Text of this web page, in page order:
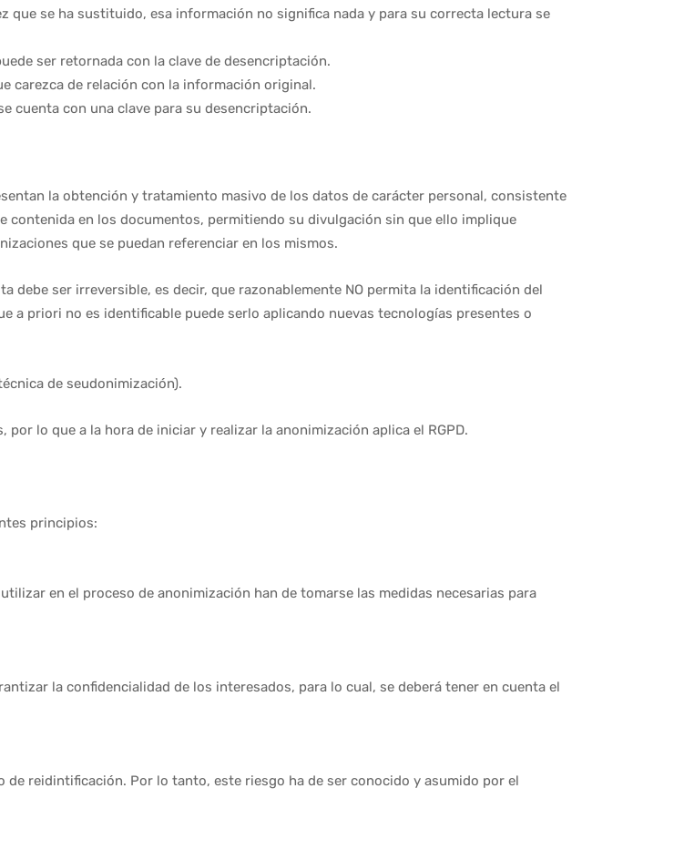
que se ha sustituido, esa información no significa nada y para su correcta lectura se
ser retornada con la clave de desencriptación.
carezca de relación con la información original.
cuenta con una clave para su desencriptación.
la obtención y tratamiento masivo de los datos de carácter personal, consistente
en los documentos, permitiendo su divulgación sin que ello implique
que se puedan referenciar en los mismos.
debe ser irreversible, es decir, que razonablemente NO permita la identificación del
a priori no es identificable puede serlo aplicando nuevas tecnologías presentes o
de seudonimización).
lo que a la hora de iniciar y realizar la anonimización aplica el RGPD.
principios:
en el proceso de anonimización han de tomarse las medidas necesarias para
la confidencialidad de los interesados, para lo cual, se deberá tener en cuenta el
reidintificación. Por lo tanto, este riesgo ha de ser conocido y asumido por el